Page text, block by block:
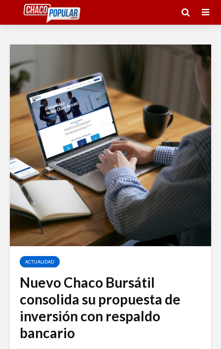
ACTUALIDAD
Nuevo Chaco Bursátil
consolida su propuesta de
inversión con respaldo
bancario